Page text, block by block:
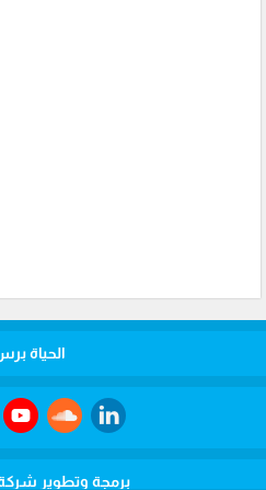
الحياة
برمجة وتطوير شركة